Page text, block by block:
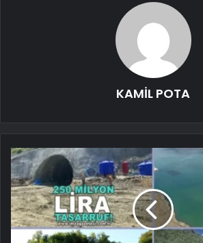
KAMİL POTA